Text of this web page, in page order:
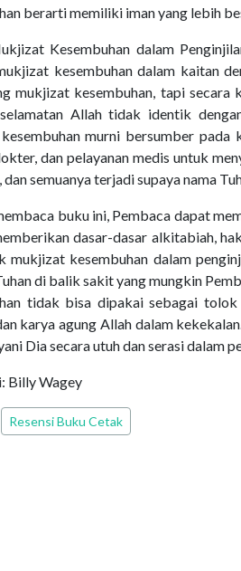
berarti memiliki iman yang lebih
Kesembuhan dalam
kesembuhan dalam kaitan
mukjizat kesembuhan, tapi
Allah tidak identik
murni bersumber pada
dan pelayanan medis untuk
dan semuanya terjadi supaya nama
buku ini, Pembaca dapat
dasar-dasar alkitabiah,
mukjizat kesembuhan dalam
di balik sakit yang mungkin
tidak bisa dipakai sebagai tolok
karya agung Allah dalam
Dia secara utuh dan serasi dalam
Billy Wagey
Resensi Buku Cetak